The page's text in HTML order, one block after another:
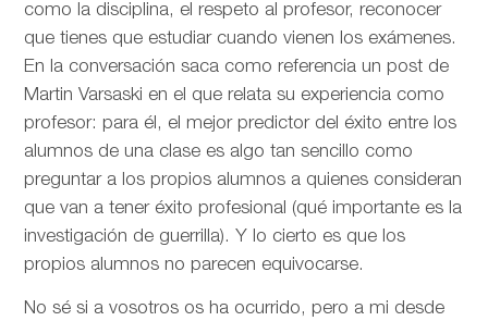
como la disciplina, el respeto al profesor, reconocer
que tienes que estudiar cuando vienen los exámenes.
En la conversación saca como referencia un post de
Martin Varsaski en el que relata su experiencia como
profesor: para él, el mejor predictor del éxito entre los
alumnos de una clase es algo tan sencillo como
preguntar a los propios alumnos a quienes consideran
que van a tener éxito profesional (qué importante es la
investigación de guerrilla). Y lo cierto es que los
propios alumnos no parecen equivocarse.
No sé si a vosotros os ha ocurrido, pero a mi desde